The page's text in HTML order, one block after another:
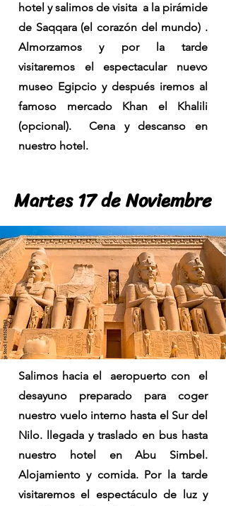
hotel y salimos de visita a la pirámide
de Saqqara (el corazón del mundo) .
Almorzamos y por la tarde
visitaremos el espectacular nuevo
museo Egipcio y después iremos al
famoso mercado Khan el Khalili
(opcional). Cena y descanso en
nuestro hotel.
Martes 17 de Noviembre
Martes 17 de Noviembre
Salimos hacia el aeropuerto con el
desayuno preparado para coger
nuestro vuelo interno hasta el Sur del
Nilo. llegada y traslado en bus hasta
nuestro hotel en Abu Simbel.
Alojamiento y comida. Por la tarde
visitaremos el espectáculo de luz y